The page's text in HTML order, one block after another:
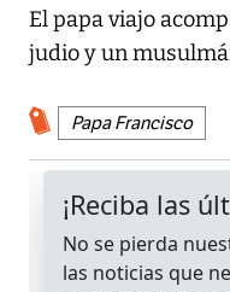
El papa viajo
judio y un
Papa Francisco